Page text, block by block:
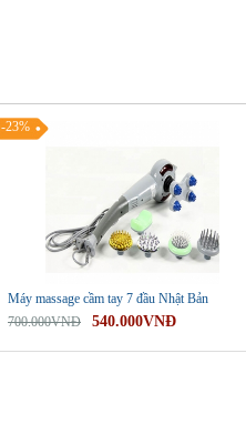
Máy massage cầm tay 7 đầu Nhật Bản
700.000VNĐ
540.000VNĐ
-23%